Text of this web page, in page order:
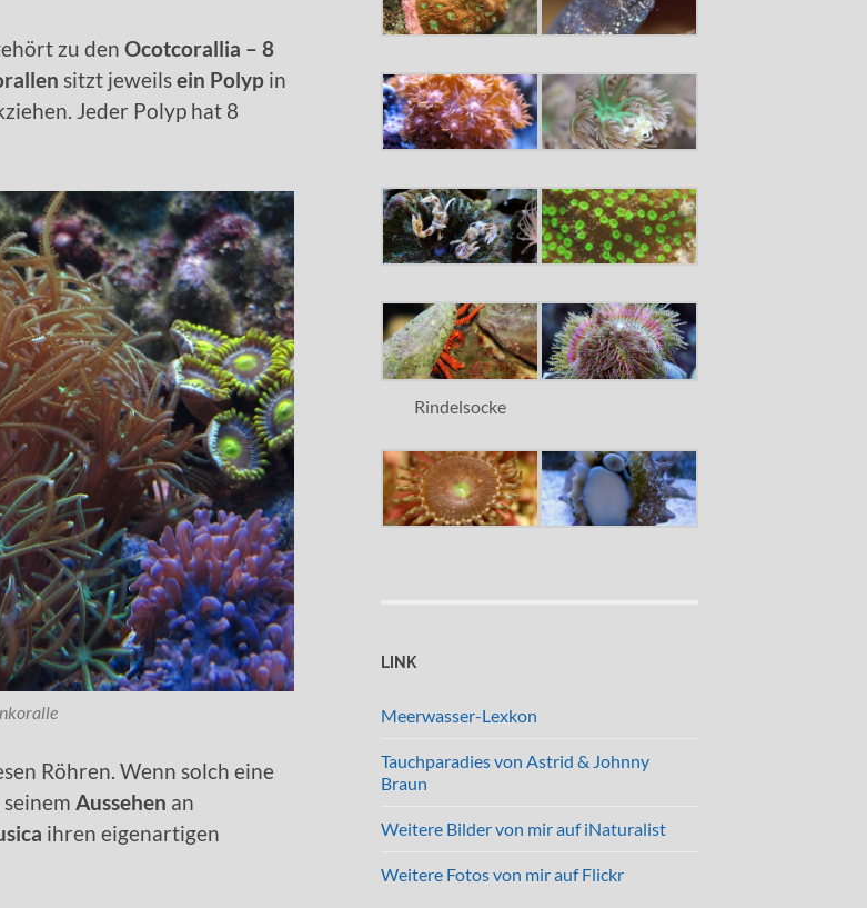
zu den Ocotcorallia – 8
sitzt jeweilsein Polyp in
Jeder Polyp hat 8
Röhren. Wenn solch eine
Aussehen an
ihren eigenartigen
Rindelsocke
LINK
Meerwasser-Lexkon
Tauchparadies von Astrid & Johnny
Braun
Weitere Bilder von mir auf iNaturalist
Weitere Fotos von mir auf Flickr